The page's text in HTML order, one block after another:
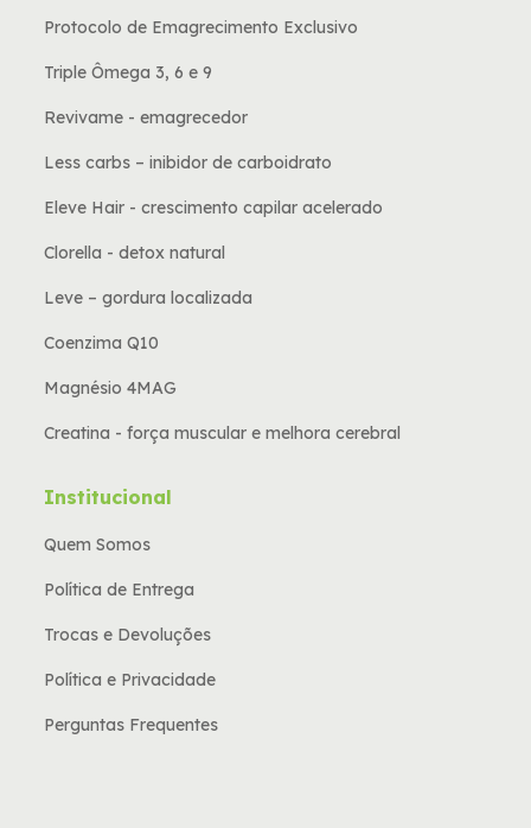
Protocolo de Emagrecimento Exclusivo
Triple Ômega 3, 6 e 9
Revivame - emagrecedor
Less carbs – inibidor de carboidrato
Eleve Hair - crescimento capilar acelerado
Clorella - detox natural
Leve – gordura localizada
Coenzima Q10
Magnésio 4MAG
Creatina - força muscular e melhora cerebral
Institucional
Quem Somos
Política de Entrega
Trocas e Devoluções
Política e Privacidade
Perguntas Frequentes